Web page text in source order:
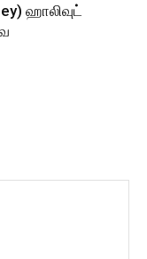
ஹாலிவுட்